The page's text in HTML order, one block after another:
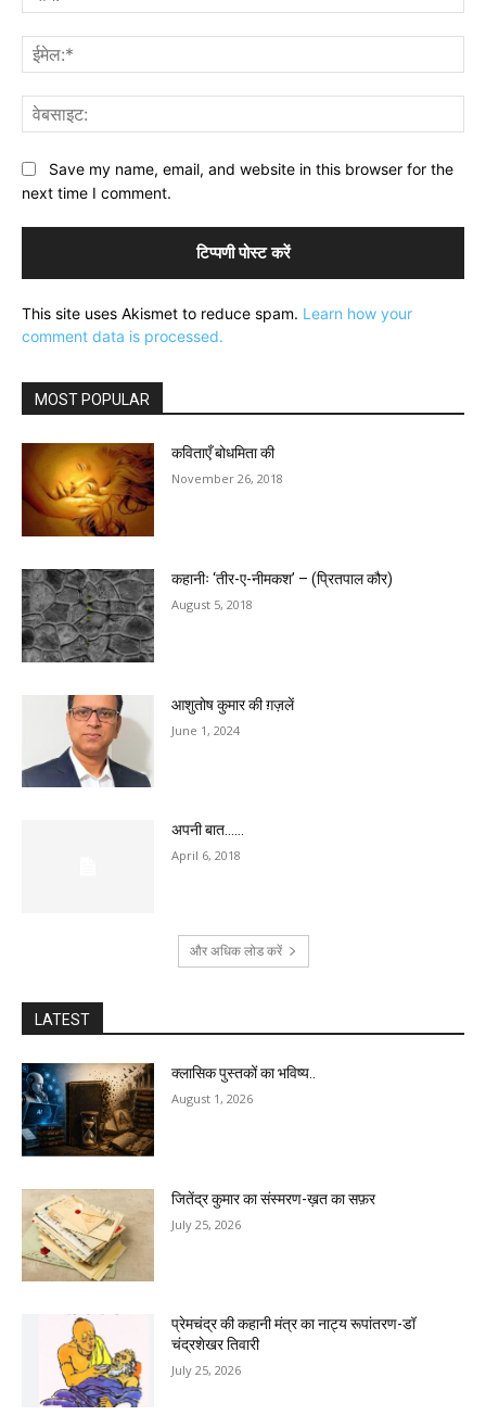
Save my name, email, and website in this browser for the
next time I comment.
This site uses Akismet to reduce spam. Learn how your
comment data is processed.
MOST POPULAR
कविताएँ बोधमिता की
November 26, 2018
कहानीः ‘तीर-ए-नीमकश’ – (प्रितपाल कौर)
August 5, 2018
आशुतोष कुमार की ग़ज़लें
June 1, 2024
अपनी बात……
April 6, 2018
और अधिक लोड करें
LATEST
क्लासिक पुस्तकों का भविष्य..
August 1, 2026
जितेंद्र कुमार का संस्मरण-ख़त का सफ़र
July 25, 2026
प्रेमचंद्र की कहानी मंत्र का नाट्य रूपांतरण-डॉ
चंद्रशेखर तिवारी
July 25, 2026